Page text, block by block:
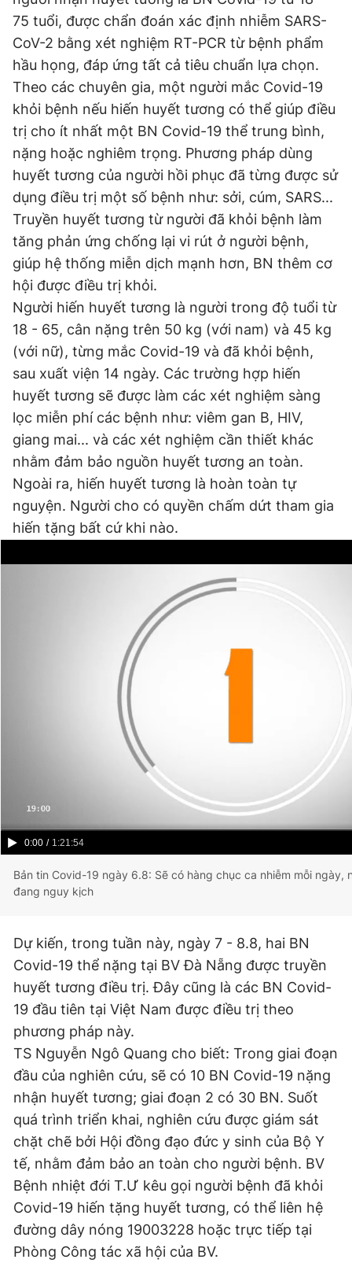
75 tuổi, được chẩn đoán xác định nhiễm SARS-
CoV-2 bằng xét nghiệm RT-PCR từ bệnh phẩm
hầu họng, đáp ứng tất cả tiêu chuẩn lựa chọn.
Theo các chuyên gia, một người mắc Covid-19
khỏi bệnh nếu hiến huyết tương có thể giúp điều
trị cho ít nhất một BN Covid-19 thể trung bình,
nặng hoặc nghiêm trọng. Phương pháp dùng
huyết tương của người hồi phục đã từng được sử
dụng điều trị một số bệnh như: sởi, cúm, SARS...
Truyền huyết tương từ người đã khỏi bệnh làm
tăng phản ứng chống lại vi rút ở người bệnh,
giúp hệ thống miễn dịch mạnh hơn, BN thêm cơ
hội được điều trị khỏi.
Người hiến huyết tương là người trong độ tuổi từ
18 - 65, cân nặng trên 50 kg (với nam) và 45 kg
(với nữ), từng mắc Covid-19 và đã khỏi bệnh,
sau xuất viện 14 ngày. Các trường hợp hiến
huyết tương sẽ được làm các xét nghiệm sàng
lọc miễn phí các bệnh như: viêm gan B, HIV,
giang mai... và các xét nghiệm cần thiết khác
nhằm đảm bảo nguồn huyết tương an toàn.
Ngoài ra, hiến huyết tương là hoàn toàn tự
nguyện. Người cho có quyền chấm dứt tham gia
hiến tặng bất cứ khi nào.
Current
0:00 / Duration
1:21:54
Bản tin Covid-19 ngày 6.8: Sẽ có hàng chục ca nhiễm mỗi ngày,
đang nguy kịch
Dự kiến, trong tuần này, ngày 7 - 8.8, hai BN
Covid-19 thể nặng tại BV Đà Nẵng được truyền
huyết tương điều trị. Đây cũng là các BN Covid-
19 đầu tiên tại Việt Nam được điều trị theo
phương pháp này.
TS Nguyễn Ngô Quang cho biết: Trong giai đoạn
đầu của nghiên cứu, sẽ có 10 BN Covid-19 nặng
nhận huyết tương; giai đoạn 2 có 30 BN. Suốt
quá trình triển khai, nghiên cứu được giám sát
chặt chẽ bởi Hội đồng đạo đức y sinh của Bộ Y
tế, nhằm đảm bảo an toàn cho người bệnh. BV
Bệnh nhiệt đới T.Ư kêu gọi người bệnh đã khỏi
Covid-19 hiến tặng huyết tương, có thể liên hệ
đường dây nóng 19003228 hoặc trực tiếp tại
Phòng Công tác xã hội của BV.